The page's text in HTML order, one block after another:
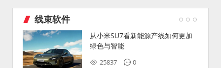
线束软件
从小米SU7看新能源产线如何更加
绿色与智能
25837 0